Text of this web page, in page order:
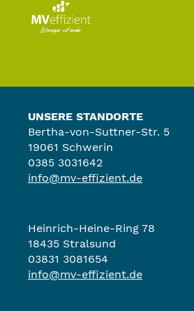
UNSERE STANDORTE
Bertha-von-Suttner-Str. 5
19061 Schwerin
0385 3031642
info@mv-effizient.de
Heinrich-Heine-Ring 78
18435 Stralsund
03831 3081654
info@mv-effizient.de